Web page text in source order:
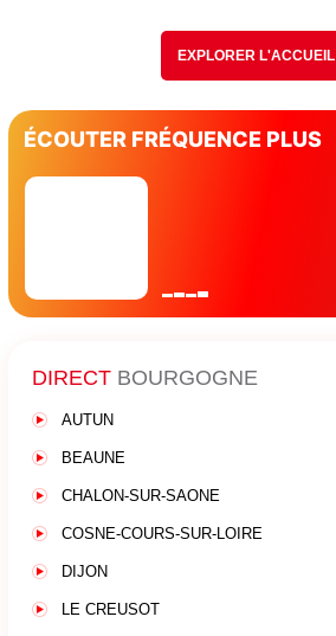
EXPLORER L'ACCUEIL
ÉCOUTER FRÉQUENCE PLUS
DIRECT BOURGOGNE
AUTUN
BEAUNE
CHALON-SUR-SAONE
COSNE-COURS-SUR-LOIRE
DIJON
LE CREUSOT